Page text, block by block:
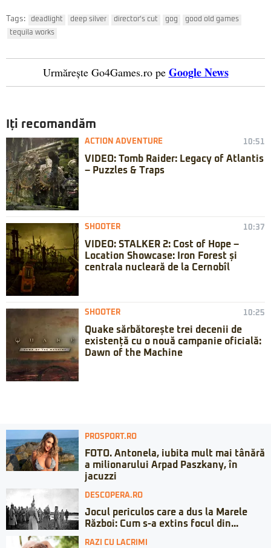
Tags: deadlight deep silver director's cut gog
good old games
tequila works
Urmărește Go4Games.ro pe Google News
Iți recomandăm
ACTION ADVENTURE 10:51
VIDEO: Tomb Raider: Legacy of Atlantis
– Puzzles & Traps
SHOOTER 10:37
VIDEO: STALKER 2: Cost of Hope –
Location Showcase: Iron Forest și
centrala nucleară de la Cernobîl
SHOOTER 10:25
Quake sărbătorește trei decenii de
existență cu o nouă campanie oficială:
Dawn of the Machine
PROSPORT.RO
FOTO. Antonela, iubita mult mai tânără
a milionarului Arpad Paszkany, în
jacuzzi
DESCOPERA.RO
Jocul periculos care a dus la Marele
Război: Cum s-a extins focul din...
RAZI CU LACRIMI